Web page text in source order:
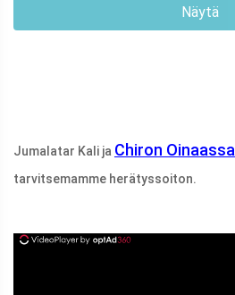
Näytä
Jumalatar Kali ja Chiron Oinaassa
tarvitsemamme herätyssoiton.